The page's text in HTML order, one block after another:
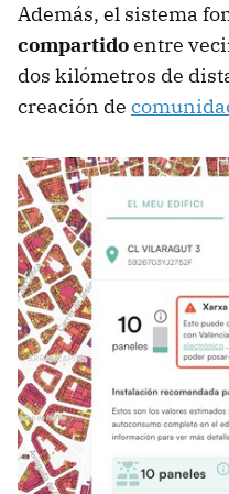
Además, el sistema
compartidoentre
dos kilómetros de
creación de